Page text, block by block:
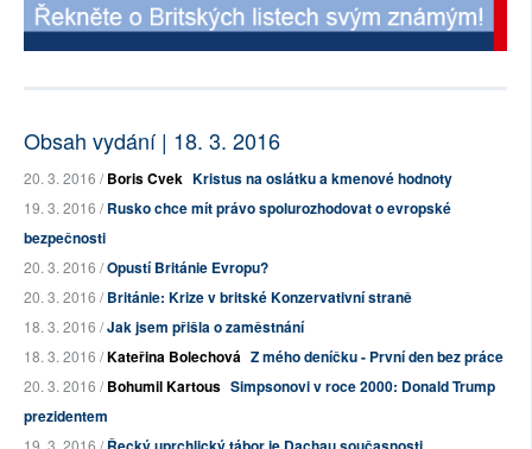
Obsah vydání | 18. 3. 2016
20. 3. 2016 /Boris Cvek Kristus na oslátku a kmenové hodnoty
19. 3. 2016 /Rusko chce mít právo spolurozhodovat o evropské
bezpečnosti
20. 3. 2016 /Opustí Británie Evropu?
20. 3. 2016 /Británie: Krize v britské Konzervativní straně
18. 3. 2016 /Jak jsem přišla o zaměstnání
18. 3. 2016 /Kateřina Bolechová Z mého deníčku - První den bez práce
20. 3. 2016 /Bohumil Kartous Simpsonovi v roce 2000: Donald Trump
prezidentem